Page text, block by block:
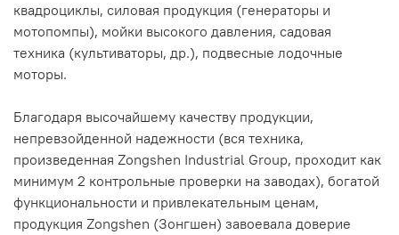
квадроциклы, силовая продукция (генераторы и
мотопомпы), мойки высокого давления, садовая
техника (культиваторы, др.), подвесные лодочные
моторы.
Благодаря высочайшему качеству продукции,
непревзойденной надежности (вся техника,
произведенная Zongshen Industrial Group, проходит как
минимум 2 контрольные проверки на заводах), богатой
функциональности и привлекательным ценам,
продукция Zongshen (Зонгшен) завоевала доверие